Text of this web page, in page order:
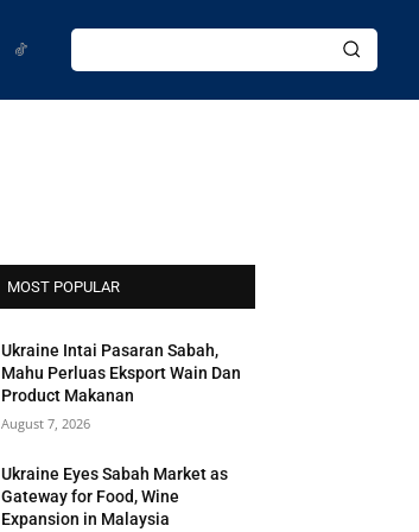
MOST POPULAR
Ukraine Intai Pasaran Sabah,
Mahu Perluas Eksport Wain Dan
Product Makanan
August 7, 2026
Ukraine Eyes Sabah Market as
Gateway for Food, Wine
Expansion in Malaysia